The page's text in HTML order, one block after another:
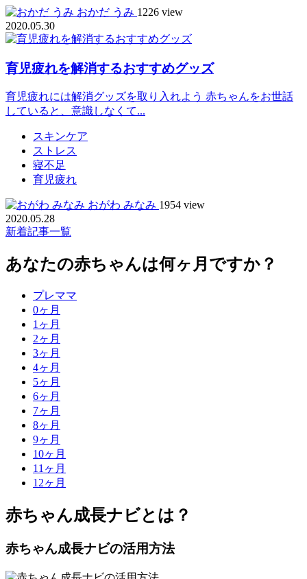
おかだ うみ 1226 view
2020.05.30
育児疲れを解消するおすすめグッズ
育児疲れには解消グッズを取り入れよう 赤ちゃんをお世話
していると、意識しなくて...
スキンケア
ストレス
寝不足
育児疲れ
おがわ みなみ 1954 view
2020.05.28
新着記事一覧
あなたの赤ちゃんは何ヶ月ですか？
プレママ
0ヶ月
1 ヶ月
2ヶ月
3ヶ月
4ヶ月
5ヶ月
6ヶ月
7ヶ月
8ヶ月
9ヶ月
10ヶ月
11 ヶ月
12ヶ月
赤ちゃん成長ナビとは？
赤ちゃん成長ナビの活用方法